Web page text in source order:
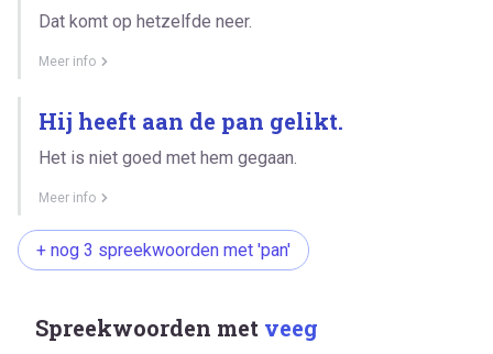
Dat komt op hetzelfde neer.
Meer info
Hij heeft aan de pan gelikt.
Het is niet goed met hem gegaan.
Meer info
+ nog 3 spreekwoorden met 'pan'
Spreekwoorden met veeg